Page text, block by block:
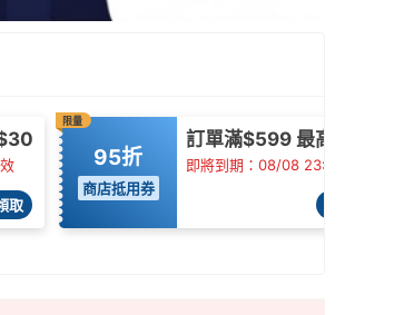
取
限量
95折
商店抵用券
訂單滿$599 最高折$30
即將到期：08/08 23:59失效